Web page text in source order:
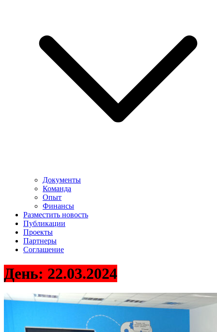
Документы
Команда
Опыт
Финансы
Разместить новость
Публикации
Проекты
Партнеры
Соглашение
День: 22.03.2024